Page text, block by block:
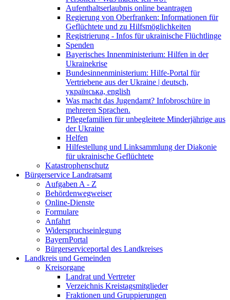
Aufenthaltserlaubnis online beantragen
Regierung von Oberfranken: Informationen für
Geflüchtete und zu Hilfsmöglichkeiten
Registrierung - Infos für ukrainische Flüchtlinge
Spenden
Bayerisches Innenministerium: Hilfen in der
Ukrainekrise
Bundesinnenministerium: Hilfe-Portal für
Vertriebene aus der Ukraine | deutsch,
українська, english
Was macht das Jugendamt? Infobroschüre in
mehreren Sprachen.
Pflegefamilien für unbegleitete Minderjährige aus
der Ukraine
Helfen
Hilfestellung und Linksammlung der Diakonie
für ukrainische Geflüchtete
Katastrophenschutz
Bürgerservice Landratsamt
Aufgaben A - Z
Behördenwegweiser
Online-Dienste
Formulare
Anfahrt
Widerspruchseinlegung
BayernPortal
Bürgerserviceportal des Landkreises
Landkreis und Gemeinden
Kreisorgane
Landrat und Vertreter
Verzeichnis Kreistagsmitglieder
Fraktionen und Gruppierungen